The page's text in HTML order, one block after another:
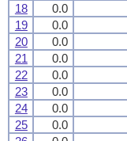
18
0.0
19
0.0
20
0.0
21
0.0
22
0.0
23
0.0
24
0.0
25
0.0